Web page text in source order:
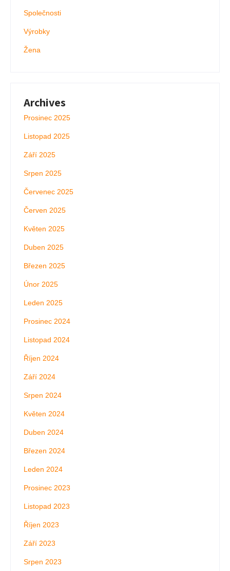
Společnosti
Výrobky
Žena
Archives
Prosinec 2025
Listopad 2025
Září 2025
Srpen 2025
Červenec 2025
Červen 2025
Květen 2025
Duben 2025
Březen 2025
Únor 2025
Leden 2025
Prosinec 2024
Listopad 2024
Říjen 2024
Září 2024
Srpen 2024
Květen 2024
Duben 2024
Březen 2024
Leden 2024
Prosinec 2023
Listopad 2023
Říjen 2023
Září 2023
Srpen 2023